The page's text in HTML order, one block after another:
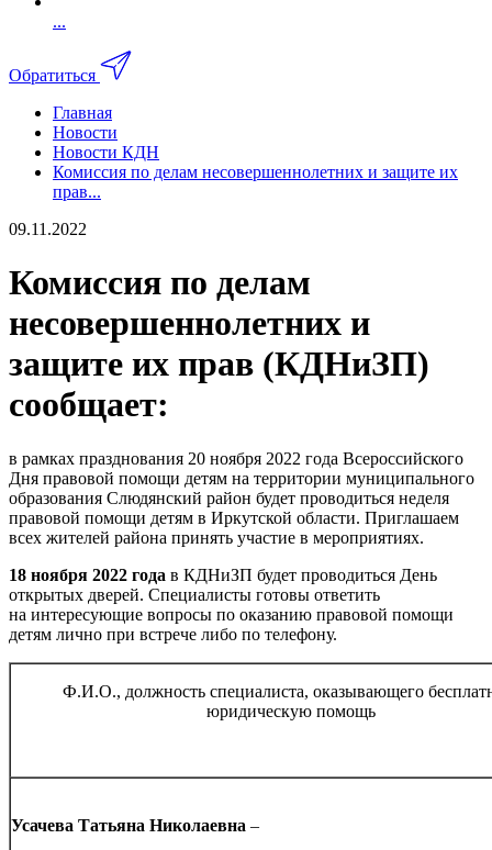
...
Обратиться
Главная
Новости
Новости КДН
Комиссия по делам несовершеннолетних и защите их
прав...
09.11.2022
Комиссия по делам
несовершеннолетних и
защите их прав (КДНиЗП)
сообщает:
в рамках празднования 20 ноября 2022 года Всероссийского
Дня правовой помощи детям на территории муниципального
образования Слюдянский район будет проводиться неделя
правовой помощи детям в Иркутской области. Приглашаем
всех жителей района принять участие в мероприятиях.
18 ноября 2022 года в КДНиЗП будет проводиться День
открытых дверей. Специалисты готовы ответить
на интересующие вопросы по оказанию правовой помощи
детям лично при встрече либо по телефону.
Ф.И.О., должность специалиста, оказывающего
юридическую помощь
Усачева Татьяна Николаевна –